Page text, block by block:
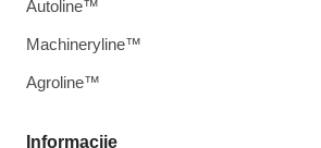
Informacije
Autoline™
Machineryline™
Agroline™